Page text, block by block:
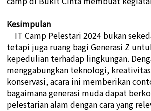
Kesimpulan
IT Camp Pelestari 2024 bukan
tetapi juga ruang bagi Generasi Z
kepedulian terhadap lingkungan.
menggabungkan teknologi,
konservasi, acara ini memberikan
bagaimana generasi muda dapat
pelestarian alam dengan cara yang